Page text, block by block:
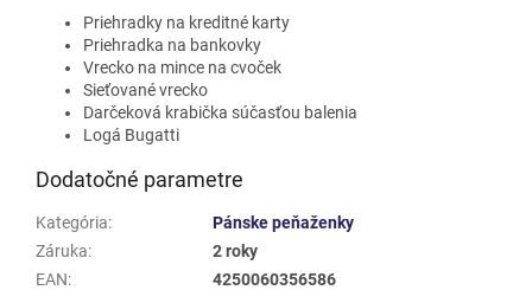
Priehradky na kreditné karty
Priehradka na bankovky
Vrecko na mince na cvoček
Sieťované vrecko
Darčeková krabička súčasťou balenia
Logá Bugatti
Dodatočné parametre
Kategória:
Pánske peňaženky
Záruka:
2 roky
EAN:
4250060356586